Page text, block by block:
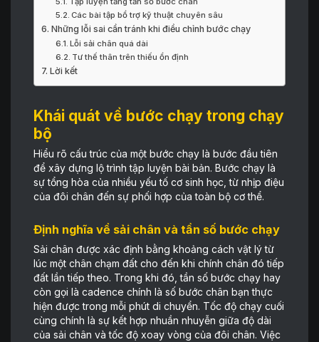
Các bài tập bổ trợ kỹ thuật chuyên sâu
Những lỗi sai cần tránh khi điều chỉnh bước chạy
Lỗi sải chân quá dài
Tư thế thân trên thiếu ổn định
Lời kết
Khái quát về bước chạy trong chạy
bộ
Hiểu rõ cấu trúc của một bước chạy là bước đầu tiên
để xây dựng lộ trình tập luyện bài bản. Bước chạy là
sự tổng hòa của nhiều yếu tố cơ sinh học, từ nhịp điệu
của đôi chân đến sự phối hợp của toàn bộ cơ thể.
Định nghĩa về sải chân và tần số bước chạy
Sải chân được xác định bằng khoảng cách vật lý từ
lúc một chân chạm đất cho đến khi chính chân đó tiếp
đất lần tiếp theo. Trong khi đó, tần số bước chạy hay
còn gọi là cadence chính là số bước chân bạn thực
hiện được trong mỗi phút di chuyển. Tốc độ chạy cuối
cùng chính là sự kết hợp nhuần nhuyễn giữa độ dài
của sải chân và tốc độ xoay vòng của đôi chân. Việc